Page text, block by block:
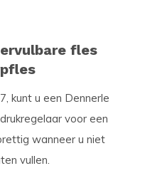
fles
kunt u een Dennerle
voor een
wanneer u niet
vullen.